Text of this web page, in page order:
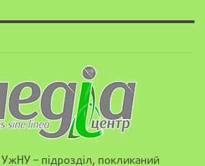
– підрозділ, покликаний